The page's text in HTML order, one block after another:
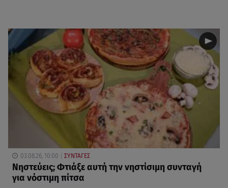
03.08.26, 10:00 ΣΥΝΤΑΓΕΣ
Νηστεύεις; Φτιάξε αυτή την νηστίσιμη συνταγή
για νόστιμη πίτσα